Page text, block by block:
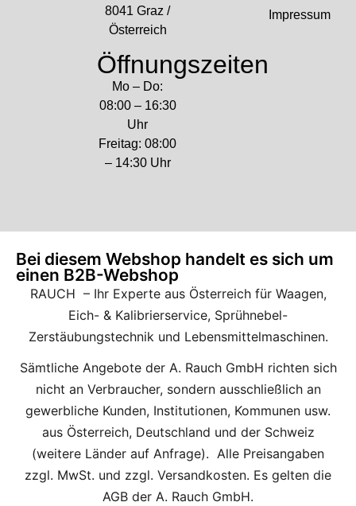
8041 Graz /
Österreich
Öffnungszeiten
Mo – Do:
08:00 – 16:30
Uhr
Freitag: 08:00
– 14:30 Uhr
Impressum
Bei diesem Webshop handelt es sich um
einen B2B-Webshop
RAUCH – Ihr Experte aus Österreich für Waagen,
Eich- & Kalibrierservice, Sprühnebel-
Zerstäubungstechnik und Lebensmittelmaschinen.
Sämtliche Angebote der A. Rauch GmbH richten sich
nicht an Verbraucher, sondern ausschließlich an
gewerbliche Kunden, Institutionen, Kommunen usw.
aus Österreich, Deutschland und der Schweiz
(weitere Länder auf Anfrage). Alle Preisangaben
zzgl. MwSt. und zzgl. Versandkosten. Es gelten die
AGB der A. Rauch GmbH.